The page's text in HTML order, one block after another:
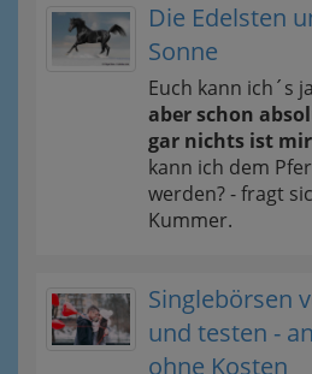
Die Edelsten
Sonne
Euch kann ich´s
aber schon
gar nichts ist
kann ich dem
werden? - fragt
Kummer.
Singlebörsen
und testen -
ohne Kosten